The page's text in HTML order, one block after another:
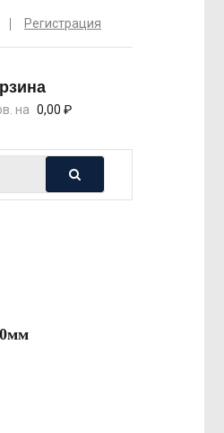
Регистрация
на 0,00 ₽